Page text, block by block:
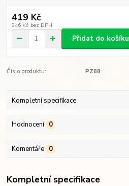
419 Kč
346 Kč bez DPH
Přidat do košíku
Číslo produktu: PZ88
Kompletní specifikace
Hodnocení 0
Komentáře 0
Kompletní specifikace